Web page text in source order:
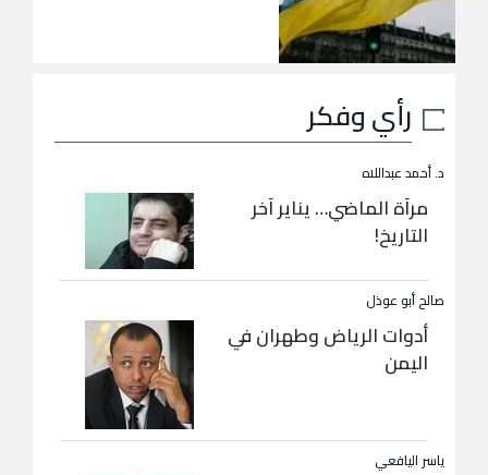
رأي وفكر
د. أحمد عبداللاه
مرآة الماضي… يناير آخر
التاريخ!
صالح أبو عوذل
أدوات الرياض وطهران في
اليمن
ياسر اليافعي